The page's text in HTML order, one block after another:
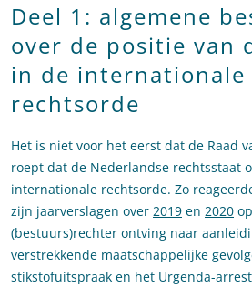
Deel 1: algemene
over de positie van
in de internationale
rechtsorde
Het is niet voor het eerst dat de Raad
roept dat de Nederlandse rechtsstaat
internationale rechtsorde. Zo
zijn jaarverslagen over 2019 en 2020
(bestuurs)rechter ontving naar
verstrekkende maatschappelijke
stikstofuitspraak en het Urgenda-